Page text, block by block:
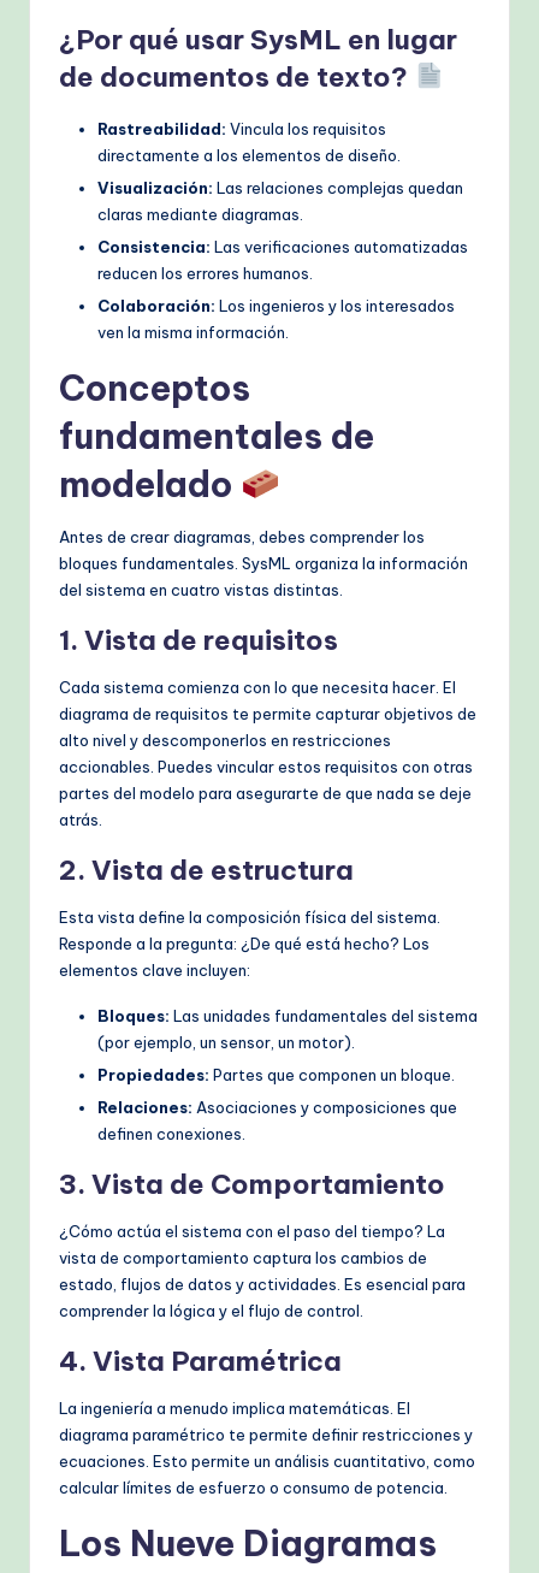
M
¿Por qué usar SysML en lugar
de documentos de texto?
Rastreabilidad: Vincula los requisitos
directamente a los elementos de diseño.
Visualización: Las relaciones complejas quedan
claras mediante diagramas.
Consistencia: Las verificaciones automatizadas
reducen los errores humanos.
Colaboración: Los ingenieros y los interesados
ven la misma información.
Conceptos
fundamentales de
modelado
Antes de crear diagramas, debes comprender los
bloques fundamentales. SysML organiza la información
del sistema en cuatro vistas distintas.
1. Vista de requisitos
Cada sistema comienza con lo que necesita hacer. El
diagrama de requisitos te permite capturar objetivos de
alto nivel y descomponerlos en restricciones
accionables. Puedes vincular estos requisitos con otras
partes del modelo para asegurarte de que nada se deje
atrás.
2. Vista de estructura
Esta vista define la composición física del sistema.
Responde a la pregunta: ¿De qué está hecho? Los
elementos clave incluyen:
Bloques: Las unidades fundamentales del sistema
(por ejemplo, un sensor, un motor).
Propiedades: Partes que componen un bloque.
Relaciones: Asociaciones y composiciones que
definen conexiones.
3. Vista de Comportamiento
¿Cómo actúa el sistema con el paso del tiempo? La
vista de comportamiento captura los cambios de
estado, flujos de datos y actividades. Es esencial para
comprender la lógica y el flujo de control.
4. Vista Paramétrica
La ingeniería a menudo implica matemáticas. El
diagrama paramétrico te permite definir restricciones y
ecuaciones. Esto permite un análisis cuantitativo, como
calcular límites de esfuerzo o consumo de potencia.
Los Nueve Diagramas